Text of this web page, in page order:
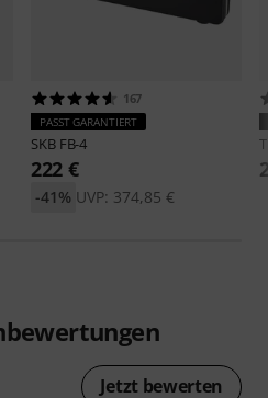
167
PASST GARANTIERT
SKB FB-4
222 €
UVP: 374,85 €
-41%
Jetzt bewerten